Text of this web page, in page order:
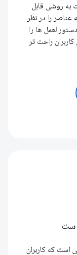
به روشی قابل
را در نظر
ها را
راحت تر
است که کاربران